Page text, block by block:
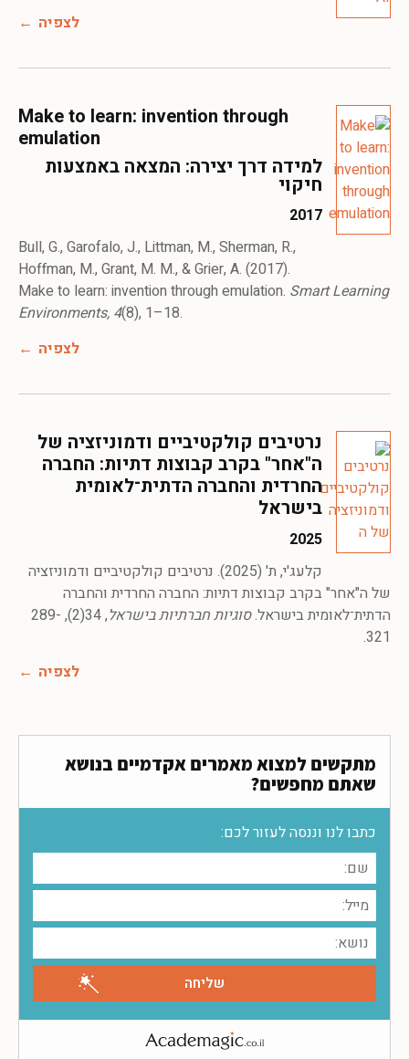
לצפיה
Make to learn: invention through
emulation
למידה דרך יצירה: המצאה באמצעות
חיקוי
2017
Bull, G., Garofalo, J., Littman, M., Sherman, R.,
Hoffman, M., Grant, M. M., & Grier, A. (2017).
Make to learn: invention through emulation. Smart Learning
Environments, 4(8), 1–18.
לצפיה
נרטיבים קולקטיביים ודמוניזציה של
ה"אחר" בקרב קבוצות דתיות: החברה
החרדית והחברה הדתית־לאומית
בישראל
2025
קלעג'י, ת' (2025). נרטיבים קולקטיביים ודמוניזציה
של ה"אחר" בקרב קבוצות דתיות: החברה החרדית והחברה
הדתית־לאומית בישראל.סוגיות חברתיות בישראל
, 34(2), 289-
321.
לצפיה
מתקשים למצוא מאמרים אקדמיים בנושא
שאתם מחפשים?
כתבו לנו וננסה לעזור לכם: